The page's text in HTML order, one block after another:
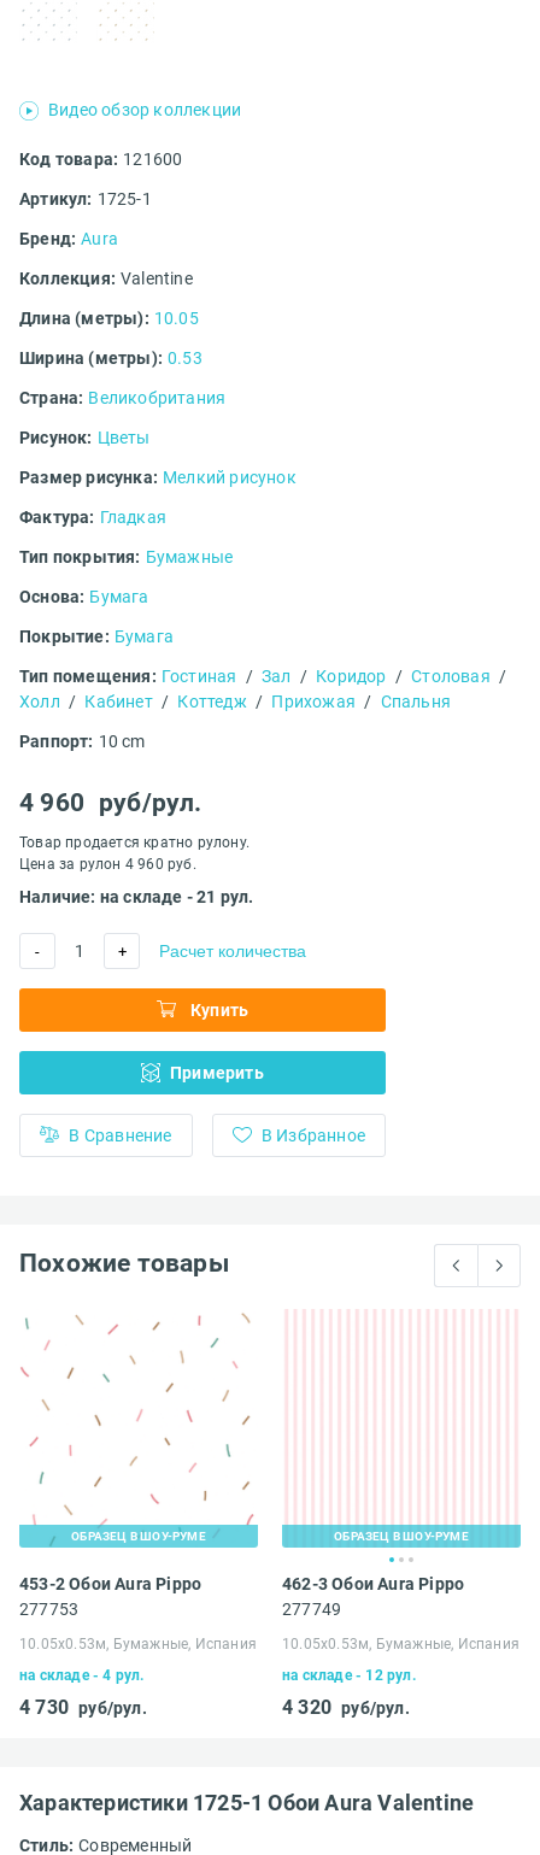
Код товара: 121600
Артикул: 1725-1
Бренд: Aura
Коллекция: Valentine
Длина (метры): 10.05
Ширина (метры): 0.53
Страна: Великобритания
Рисунок: Цветы
Размер рисунка: Мелкий рисунок
Фактура: Гладкая
Тип покрытия: Бумажные
Основа: Бумага
Покрытие: Бумага
Тип помещения: Гостиная / Зал / Коридор / Столовая /
Холл / Кабинет / Коттедж / Прихожая / Спальня
Раппорт: 10 cm
4 960 руб/рул.
Товар продается кратно рулону.
Цена за рулон 4 960 руб.
Наличие: на складе - 21 рул.
- 1 + Расчет количества
Купить
Примерить
В Сравнение В Избранное
Видео обзор коллекции
Похожие товары
ОБРАЗЕЦ В ШОУ-РУМЕ
453-2 Обои Aura Pippo
277753
10.05х0.53м, Бумажные, Испания
на складе - 4 рул.
4 730 руб/рул.
ОБРАЗЕЦ В ШОУ-РУМЕ
462-3 Обои Aura Pippo
277749
10.05х0.53м, Бумажные, Испания
на складе - 12 рул.
4 320 руб/рул.
Характеристики 1725-1 Обои Aura Valentine
Стиль: Современный